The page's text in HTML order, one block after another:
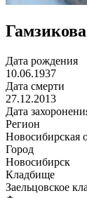
Дата рождения
10.06.1937
Дата смерти
27.12.2013
Дата
Регион
Новосибирская
Город
Новосибирск
Кладбище
Заельцовское